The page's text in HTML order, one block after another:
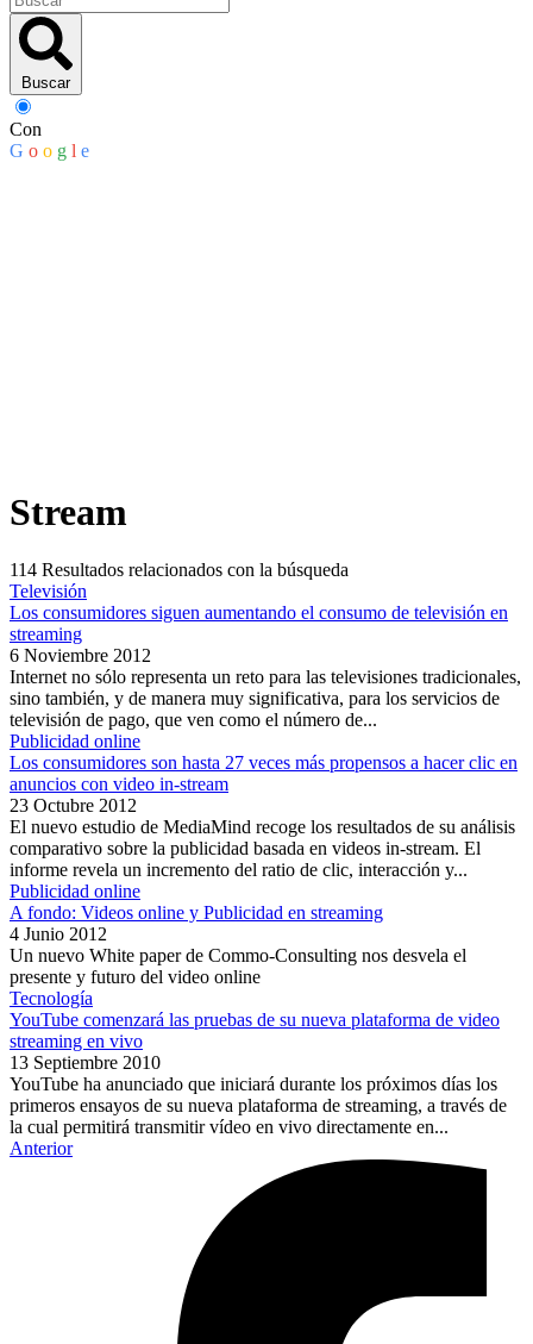
Buscar
Con
G o o g l e
Stream
114 Resultados relacionados con la búsqueda
Televisión
Los consumidores siguen aumentando el consumo de televisión en
streaming
6 Noviembre 2012
Internet no sólo representa un reto para las televisiones tradicionales,
sino también, y de manera muy significativa, para los servicios de
televisión de pago, que ven como el número de...
Publicidad online
Los consumidores son hasta 27 veces más propensos a hacer clic en
anuncios con video in-stream
23 Octubre 2012
El nuevo estudio de MediaMind recoge los resultados de su análisis
comparativo sobre la publicidad basada en videos in-stream. El
informe revela un incremento del ratio de clic, interacción y...
Publicidad online
A fondo: Videos online y Publicidad en streaming
4 Junio 2012
Un nuevo White paper de Commo-Consulting nos desvela el
presente y futuro del video online
Tecnología
YouTube comenzará las pruebas de su nueva plataforma de video
streaming en vivo
13 Septiembre 2010
YouTube ha anunciado que iniciará durante los próximos días los
primeros ensayos de su nueva plataforma de streaming, a través de
la cual permitirá transmitir vídeo en vivo directamente en...
Anterior